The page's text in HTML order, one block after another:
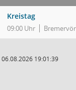
Kreistag
09:00 Uhr
19:01:39